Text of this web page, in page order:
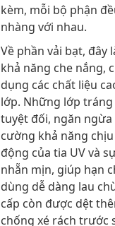
kèm, mỗi bộ phận
nhàng với nhau.
Về phần vải bạt,
khả năng che nắng,
dụng các chất liệu
lớp. Những lớp
tuyệt đối, ngăn
cường khả năng
động của tia UV và
nhẵn mịn, giúp hạn
dùng dễ dàng lau
cấp còn được dệt
chống xé rách trước